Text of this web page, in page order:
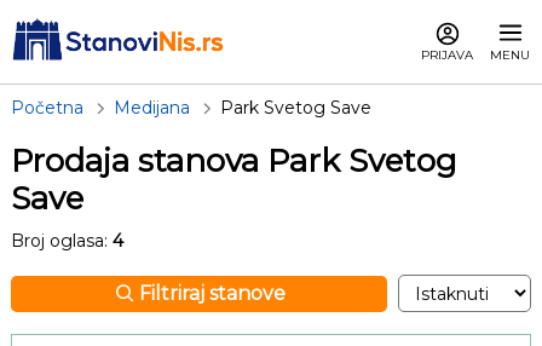
PRIJAVA MENU
Početna Medijana Park Svetog Save
Prodaja stanova Park Svetog
Save
Broj oglasa: 4
Filtriraj stanove